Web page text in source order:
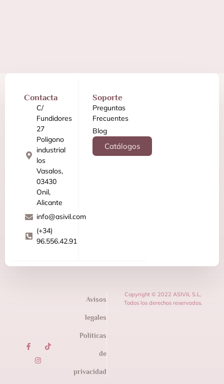
Contacta
C/
Fundidores
27
Poligono
industrial
los
Vasalos,
03430
Onil,
Alicante
info@asivil.com
(+34)
96.556.42.91
Soporte
Preguntas
Frecuentes
Blog
Catálogos
Avisos
legales
Políticas
de
privacidad
Copyright © 2022 ASIVIL S.L,
Todos los derechos reservados.